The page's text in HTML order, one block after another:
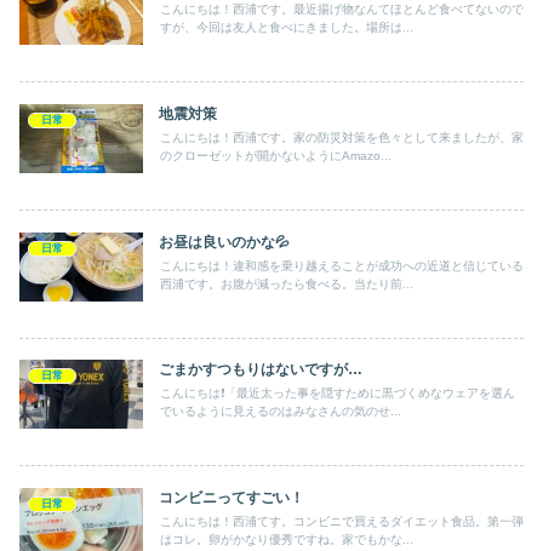
こんにちは！西浦です。最近揚げ物なんてほとんど食べてないので
すが、今回は友人と食べにきました。場所は...
日常 地震対策
こんにちは！西浦です。家の防災対策を色々として来ましたが、家
のクローゼットが開かないようにAmazo...
日常 お昼は良いのかな💦
こんにちは！違和感を乗り越えることが成功への近道と信じている
西浦です。お腹が減ったら食べる。当たり前...
日常 ごまかすつもりはないですが…
こんにちは❗️「最近太った事を隠すために黒づくめなウェアを選ん
でいるように見えるのはみなさんの気のせ...
日常 コンビニってすごい！
こんにちは！西浦てす。コンビニで買えるダイエット食品。第一弾
はコレ。卵がかなり優秀ですね。家でもかな...